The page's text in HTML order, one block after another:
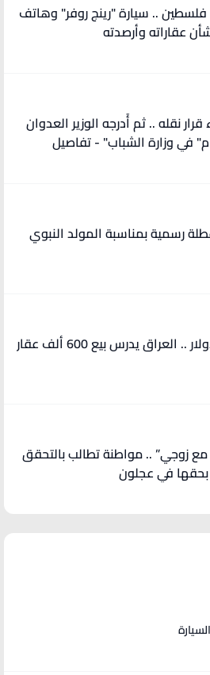
"أغنى متسول" في فلسطين .. سيارة "رينج روفر" وهاتف
عقاراته وأرصدته
"انتصر قضائيًا بإلغاء قرار نقله .. ثم أُدرجه الوزير العدوان
في وزارة الشباب" - تفاصيل
رسمية بمناسبة المولد النبوي
قيمتها 150 مليار دولار .. العراق يدرس بيع 600 ألف عقار
تسببت لي بمشكلة مع زوجي” .. مواطنة تطالب بالتحقق
في عجلون